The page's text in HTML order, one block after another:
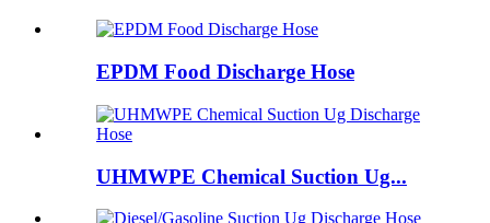
EPDM Food Discharge Hose
UHMWPE Chemical Suction Ug...